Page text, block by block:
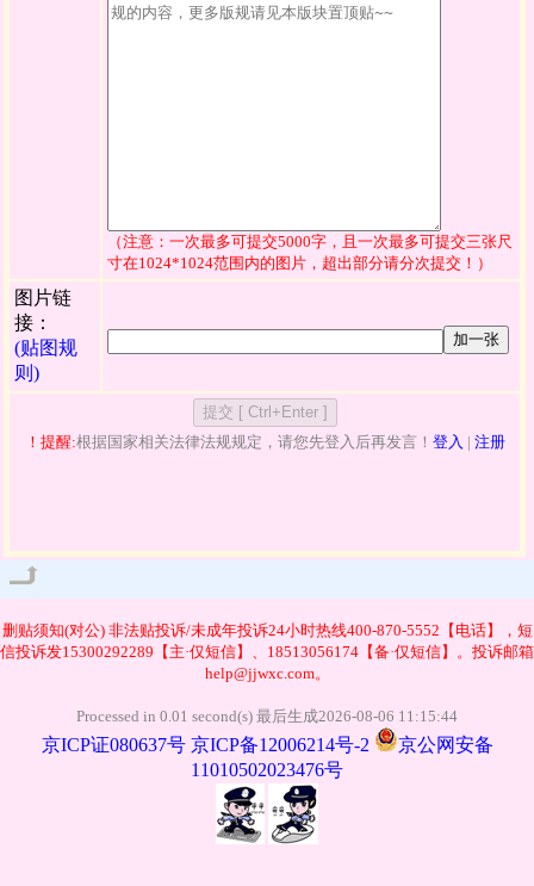
（注意：一次最多可提交5000字，且一次最多可提交三张尺
寸在1024*1024范围内的图片，超出部分请分次提交！）
图片链
接：
(贴图规
则)
加一张
！提醒:根据国家相关法律法规规定，请您先登入后再发言！ 登入 | 注册
删贴须知(对公)非法贴投诉/未成年投诉24小时热线400-870-5552【电话】，短
信投诉发15300292289【主·仅短信】、18513056174【备·仅短信】。投诉邮箱
help@jjwxc.com。
Processed in 0.01 second(s) 最后生成2026-08-06 11:15:44
京ICP证080637号 京ICP备12006214号-2
京公网安备
11010502023476号